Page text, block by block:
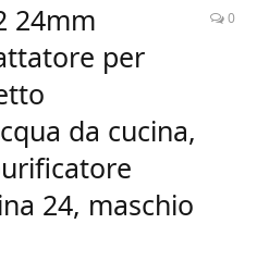
24mm
per
da cucina,
24, maschio
0